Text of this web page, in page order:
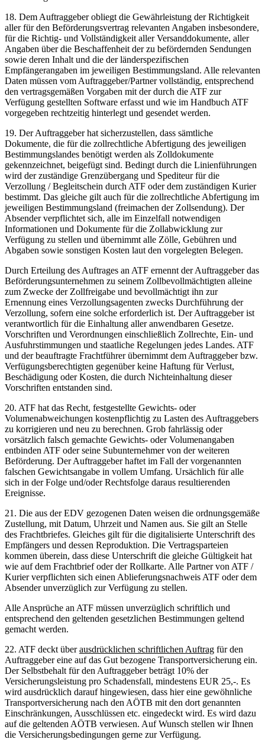
18. Dem Auftraggeber obliegt die Gewährleistung der Richtigkeit
aller für den Beförderungsvertrag relevanten Angaben insbesondere,
für die Richtig- und Vollständigkeit aller Versanddokumente, aller
Angaben über die Beschaffenheit der zu befördernden Sendungen
sowie deren Inhalt und die der länderspezifischen
Empfängerangaben im jeweiligen Bestimmungsland. Alle relevanten
Daten müssen vom Auftraggeber/Partner vollständig, entsprechend
den vertragsgemäßen Vorgaben mit der durch die ATF zur
Verfügung gestellten Software erfasst und wie im Handbuch ATF
vorgegeben rechtzeitig hinterlegt und gesendet werden.
19. Der Auftraggeber hat sicherzustellen, dass sämtliche
Dokumente, die für die zollrechtliche Abfertigung des jeweiligen
Bestimmungslandes benötigt werden als Zolldokumente
gekennzeichnet, beigefügt sind. Bedingt durch die Linienführungen
wird der zuständige Grenzübergang und Spediteur für die
Verzollung / Begleitschein durch ATF oder dem zuständigen Kurier
bestimmt. Das gleiche gilt auch für die zollrechtliche Abfertigung im
jeweiligen Bestimmungsland (freimachen der Zollsendung). Der
Absender verpflichtet sich, alle im Einzelfall notwendigen
Informationen und Dokumente für die Zollabwicklung zur
Verfügung zu stellen und übernimmt alle Zölle, Gebühren und
Abgaben sowie sonstigen Kosten laut den vorgelegten Belegen.
Durch Erteilung des Auftrages an ATF ernennt der Auftraggeber das
Beförderungsunternehmen zu seinem Zollbevollmächtigten alleine
zum Zwecke der Zollfreigabe und bevollmächtigt ihn zur
Ernennung eines Verzollungsagenten zwecks Durchführung der
Verzollung, sofern eine solche erforderlich ist. Der Auftraggeber ist
verantwortlich für die Einhaltung aller anwendbaren Gesetze.
Vorschriften und Verordnungen einschließlich Zollrechte, Ein- und
Ausfuhrstimmungen und staatliche Regelungen jedes Landes. ATF
und der beauftragte Frachtführer übernimmt dem Auftraggeber bzw.
Verfügungsberechtigten gegenüber keine Haftung für Verlust,
Beschädigung oder Kosten, die durch Nichteinhaltung dieser
Vorschriften entstanden sind.
20. ATF hat das Recht, festgestellte Gewichts- oder
Volumenabweichungen kostenpflichtig zu Lasten des Auftraggebers
zu korrigieren und neu zu berechnen. Grob fahrlässig oder
vorsätzlich falsch gemachte Gewichts- oder Volumenangaben
entbinden ATF oder seine Subunternehmer von der weiteren
Beförderung. Der Auftraggeber haftet im Fall der vorgenannten
falschen Gewichtsangabe in vollem Umfang. Ursächlich für alle
sich in der Folge und/oder Rechtsfolge daraus resultierenden
Ereignisse.
21. Die aus der EDV gezogenen Daten weisen die ordnungsgemäße
Zustellung, mit Datum, Uhrzeit und Namen aus. Sie gilt an Stelle
des Frachtbriefes. Gleiches gilt für die digitalisierte Unterschrift des
Empfängers und dessen Reproduktion. Die Vertragsparteien
kommen überein, dass diese Unterschrift die gleiche Gültigkeit hat
wie auf dem Frachtbrief oder der Rollkarte. Alle Partner von ATF /
Kurier verpflichten sich einen Ablieferungsnachweis ATF oder dem
Absender unverzüglich zur Verfügung zu stellen.
Alle Ansprüche an ATF müssen unverzüglich schriftlich und
entsprechend den geltenden gesetzlichen Bestimmungen geltend
gemacht werden.
22. ATF deckt überausdrücklichen schriftlichen Auftrag für den
Auftraggeber eine auf das Gut bezogene Transportversicherung ein.
Der Selbstbehalt für den Auftraggeber beträgt 10% der
Versicherungsleistung pro Schadensfall, mindestens EUR 25,-. Es
wird ausdrücklich darauf hingewiesen, dass hier eine gewöhnliche
Transportversicherung nach den AÖTB mit den dort genannten
Einschränkungen, Ausschlüssen etc. eingedeckt wird. Es wird dazu
auf die geltenden AÖTB verwiesen. Auf Wunsch stellen wir Ihnen
die Versicherungsbedingungen gerne zur Verfügung.